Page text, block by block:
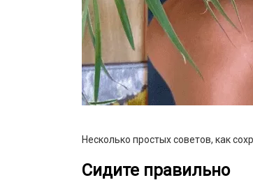
Несколько простых советов, как
Сидите правильно